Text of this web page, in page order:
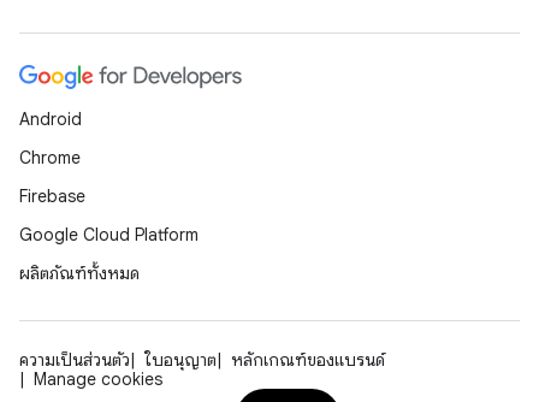
Android
Chrome
Firebase
Google Cloud Platform
ผลิตภัณฑ์ทั้งหมด
ความเป็นส่วนตัว ใบอนุญาต
หลักเกณฑ์ของแบรนด์
Manage cookies